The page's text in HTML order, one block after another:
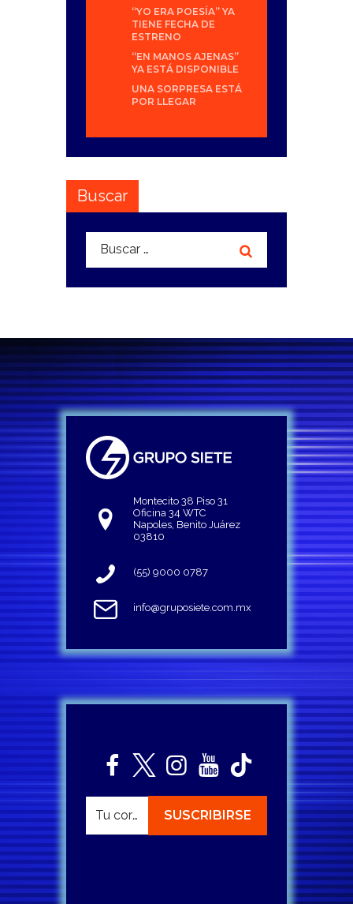
“YO ERA POESÍA” YA
TIENE FECHA DE
ESTRENO
“EN MANOS AJENAS”
YA ESTÁ DISPONIBLE
UNA SORPRESA ESTÁ
POR LLEGAR
Buscar
Buscar:
Montecito 38 Piso 31
Oficina 34 WTC
Napoles, Benito Juárez
03810
(55) 9000 0787
info@gruposiete.com.mx